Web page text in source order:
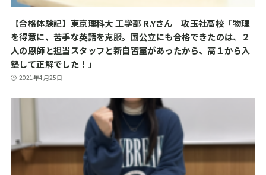
【合格体験記】東京理科大 工学部 R.Yさん 攻玉社高校「物理
を得意に、苦手な英語を克服。国公立にも合格できたのは、２
人の恩師と担当スタッフと新自習室があったから、高１から入
塾して正解でした！」
2021年4月25日